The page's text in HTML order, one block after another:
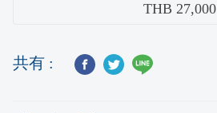
THB 27,000
共有 :